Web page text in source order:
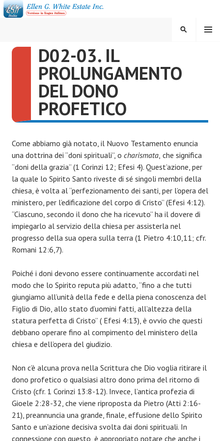
Vai
al
ELLEN G. WHITE ESTATE
INC.
MENU
CERCA
D02-03. IL
PROLUNGAMENTO
DEL DONO
PROFETICO
Come abbiamo già notato, il Nuovo Testamento enuncia
una dottrina dei “doni spirituali”, o charismata, che significa
“doni della grazia” (1 Corinzi 12; Efesi 4). Quest’azione, per
la quale lo Spirito Santo riveste di sé singoli membri della
chiesa, è volta al “perfezionamento dei santi, per l’opera del
ministero, per l’edificazione del corpo di Cristo” (Efesi 4:12).
“Ciascuno, secondo il dono che ha ricevuto” ha il dovere di
impiegarlo al servizio della chiesa per assisterla nel
progresso della sua opera sulla terra (1 Pietro 4:10,11; cfr.
Romani 12:6,7).
Poiché i doni devono essere continuamente accordati nel
modo che lo Spirito reputa più adatto, “fino a che tutti
giungiamo all’unità della fede e della piena conoscenza del
Figlio di Dio, allo stato d’uomini fatti, all’altezza della
statura perfetta di Cristo” ( Efesi 4:13), è ovvio che questi
debbano operare fino al compimento del ministero della
chiesa e dell’opera del giudizio.
Non c’è alcuna prova nella Scrittura che Dio voglia ritirare il
dono profetico o qualsiasi altro dono prima del ritorno di
Cristo (cfr. 1 Corinzi 13:8-12). Invece, l’antica profezia di
Gioele 2:28-32, che viene riproposta da Pietro (Atti 2:16-
21), preannuncia una grande, finale, effusione dello Spirito
Santo e un’azione decisiva svolta dai doni spirituali. In
connessione con questo, è appropriato notare che anche i